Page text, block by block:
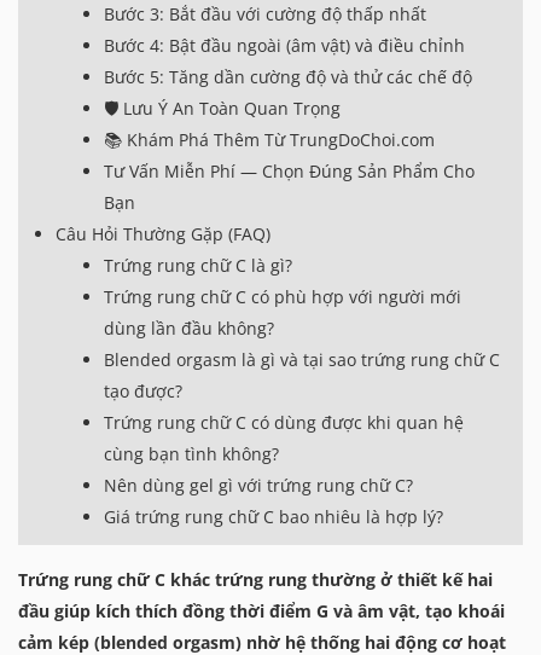
Bước 3: Bắt đầu với cường độ thấp nhất
Bước 4: Bật đầu ngoài (âm vật) và điều chỉnh
Bước 5: Tăng dần cường độ và thử các chế độ
🛡️ Lưu Ý An Toàn Quan Trọng
📚 Khám Phá Thêm Từ TrungDoChoi.com
Tư Vấn Miễn Phí — Chọn Đúng Sản Phẩm Cho
Bạn
Câu Hỏi Thường Gặp (FAQ)
Trứng rung chữ C là gì?
Trứng rung chữ C có phù hợp với người mới
dùng lần đầu không?
Blended orgasm là gì và tại sao trứng rung chữ C
tạo được?
Trứng rung chữ C có dùng được khi quan hệ
cùng bạn tình không?
Nên dùng gel gì với trứng rung chữ C?
Giá trứng rung chữ C bao nhiêu là hợp lý?
Trứng rung chữ C khác trứng rung thường ở thiết kế hai
đầu giúp kích thích đồng thời điểm G và âm vật, tạo khoái
cảm kép (blended orgasm) nhờ hệ thống hai động cơ hoạt